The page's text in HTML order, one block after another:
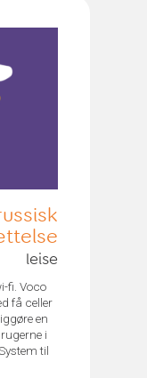
leise
fi. Voco
få celler
en
i
til